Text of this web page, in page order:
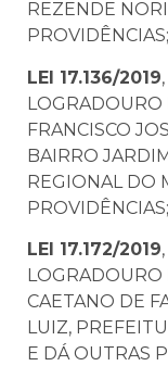
REZENDE
PROVIDÊNCIAS;
LEI 17.136/2019
LOGRADOURO
FRANCISCO
BAIRRO
REGIONAL DO
PROVIDÊNCIAS;
LEI 17.172/2019
LOGRADOURO
CAETANO DE
LUIZ,
E DÁ OUTRAS